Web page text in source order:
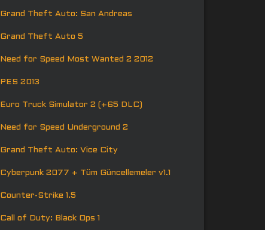
Grand Theft Auto: San Andreas
Grand Theft Auto 5
Need for Speed Most Wanted 2 2012
PES 2013
Euro Truck Simulator 2 (+65 DLC)
Need for Speed Underground 2
Grand Theft Auto: Vice City
Cyberpunk 2077 + Tüm Güncellemeler v1.1
Counter-Strike 1.5
Call of Duty: Black Ops 1